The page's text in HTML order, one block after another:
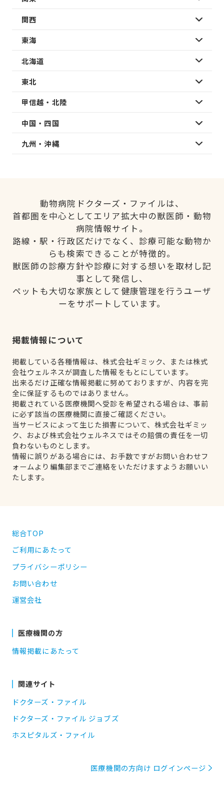
関西
東海
北海道
東北
甲信越・北陸
中国・四国
九州・沖縄
動物病院ドクターズ・ファイルは、
首都圏を中心としてエリア拡大中の獣医師・動物
病院情報サイト。
路線・駅・行政区だけでなく、診療可能な動物か
らも検索できることが特徴的。
獣医師の診療方針や診療に対する想いを取材し記
事として発信し、
ペットも大切な家族として健康管理を行うユーザ
ーをサポートしています。
掲載情報について
掲載している各種情報は、株式会社ギミック、または株式
会社ウェルネスが調査した情報をもとにしています。
出来るだけ正確な情報掲載に努めておりますが、内容を完
全に保証するものではありません。
掲載されている医療機関へ受診を希望される場合は、事前
に必ず該当の医療機関に直接ご確認ください。
当サービスによって生じた損害について、株式会社ギミッ
ク、および株式会社ウェルネスではその賠償の責任を一切
負わないものとします。
情報に誤りがある場合には、お手数ですがお問い合わせフ
ォームより編集部までご連絡をいただけますようお願いい
たします。
総合TOP
ご利用にあたって
プライバシーポリシー
お問い合わせ
運営会社
医療機関の方
情報掲載にあたって
関連サイト
ドクターズ・ファイル
ドクターズ・ファイル ジョブズ
ホスピタルズ・ファイル
医療機関の方向け ログインページ